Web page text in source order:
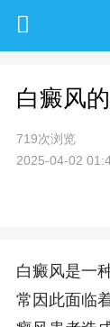
白癜风
719次浏览
2025-04-02
白癜风是一
常因此面临